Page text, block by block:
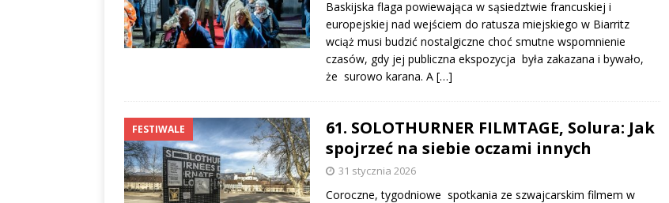
Baskijska flaga powiewająca w sąsiedztwie francuskiej i
europejskiej nad wejściem do ratusza miejskiego w Biarritz
wciąż musi budzić nostalgiczne choć smutne wspomnienie
czasów, gdy jej publiczna ekspozycja była zakazana i bywało,
że surowo karana. A […]
FESTIWALE
61. SOLOTHURNER FILMTAGE, Solura: Jak
spojrzeć na siebie oczami innych
31 stycznia 2026
Coroczne, tygodniowe spotkania ze szwajcarskim filmem w